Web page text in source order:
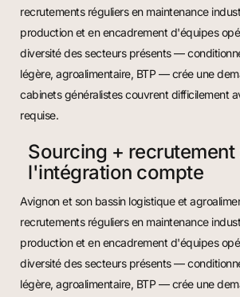
recrutements réguliers en maintenance
production et en encadrement d'équipes
diversité des secteurs présents —
légère, agroalimentaire, BTP — crée une
cabinets généralistes couvrent difficilement
requise.
Sourcing +
l'intégration compte
Avignon et son bassin logistique et
recrutements réguliers en maintenance
production et en encadrement d'équipes
diversité des secteurs présents —
légère, agroalimentaire, BTP — crée une